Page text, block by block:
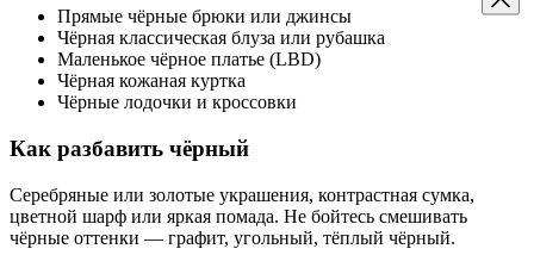
Прямые чёрные брюки или джинсы
Чёрная классическая блуза или рубашка
Маленькое чёрное платье (LBD)
Чёрная кожаная куртка
Чёрные лодочки и кроссовки
Как разбавить чёрный
Серебряные или золотые украшения, контрастная сумка,
цветной шарф или яркая помада. Не бойтесь смешивать
чёрные оттенки — графит, угольный, тёплый чёрный.